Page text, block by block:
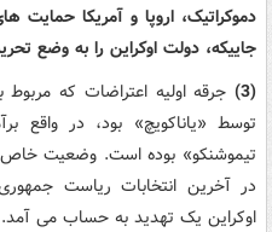
دموکراتیک، اروپا و آمریکا حمایت
جاییکه، دولت اوکراین را به وضع
(3)
جرقه اولیه اعتراضات که مربوط
توسط «یاناکویچ» بود، در واقع
تیموشنکو» بوده است. وضعیت خاص
اوکراین یک تهدید به حساب می آمد.